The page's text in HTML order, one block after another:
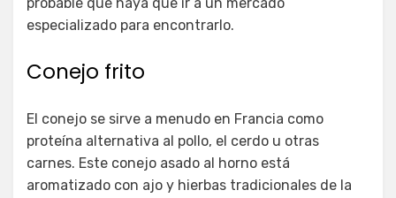
probable que haya que ir a un mercado
especializado para encontrarlo.
Conejo frito
El conejo se sirve a menudo en Francia como
proteína alternativa al pollo, el cerdo u otras
carnes. Este conejo asado al horno está
aromatizado con ajo y hierbas tradicionales de la